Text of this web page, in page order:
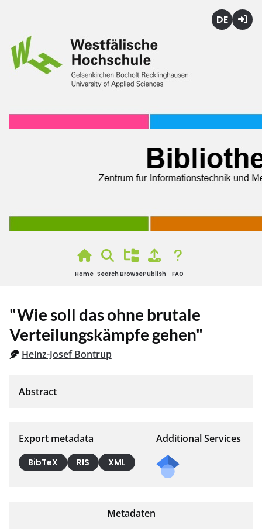
Home Search BrowsePublish FAQ
"Wie soll das ohne brutale
Verteilungskämpfe gehen"
Heinz-Josef Bontrup
Export metadata
BibTeX RIS XML
Additional Services
Metadaten